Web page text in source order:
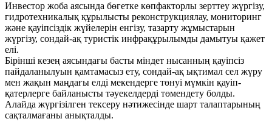
Инвестор жоба аясында бөгетке көпфакторлы зерттеу жүргізу,
гидротехникалық құрылысты реконструкциялау, мониторинг
және қауіпсіздік жүйелерін енгізу, тазарту жұмыстарын
жүргізу, сондай-ақ туристік инфрақұрылымды дамытуы қажет
елі.
Бірінші кезең аясындағы басты міндет нысанның қауіпсіз
пайдаланылуын қамтамасыз ету, сондай-ақ ықтимал сел жүру
мен жақын маңдағы елді мекендерге төнуі мүмкін қауіп-
қатерлерге байланысты тәуекелдерді төмендету болды.
Алайда жүргізілген тексеру нәтижесінде шарт талаптарының
сақталмағаны анықталды.